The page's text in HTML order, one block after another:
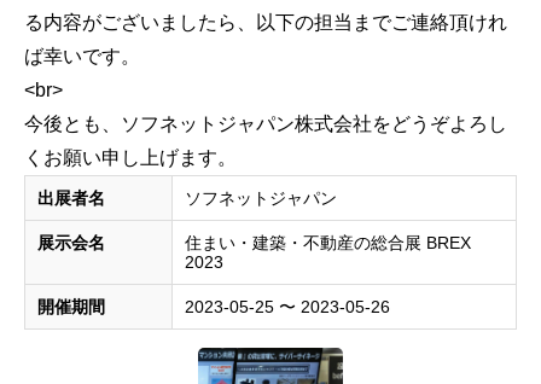
る内容がございましたら、以下の担当までご連絡頂けれ
ば幸いです。
<br>
今後とも、ソフネットジャパン株式会社をどうぞよろし
くお願い申し上げます。
出展者名 ソフネットジャパン
展示会名
住まい・建築・不動産の総合展 BREX
2023
開催期間 2023-05-25 〜 2023-05-26